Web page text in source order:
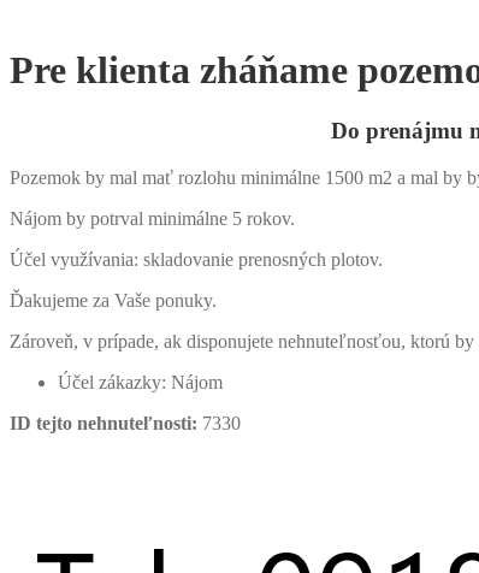
Pre klienta zháňame
Do prenájmu
Pozemok by mal mať rozlohu minimálne 1500 m2 a mal by
Nájom by potrval minimálne 5 rokov.
Účel využívania: skladovanie prenosných plotov.
Ďakujeme za Vaše ponuky.
Zároveň, v prípade, ak disponujete nehnuteľnosťou, ktorú
Účel zákazky: Nájom
ID tejto nehnuteľnosti: 7330